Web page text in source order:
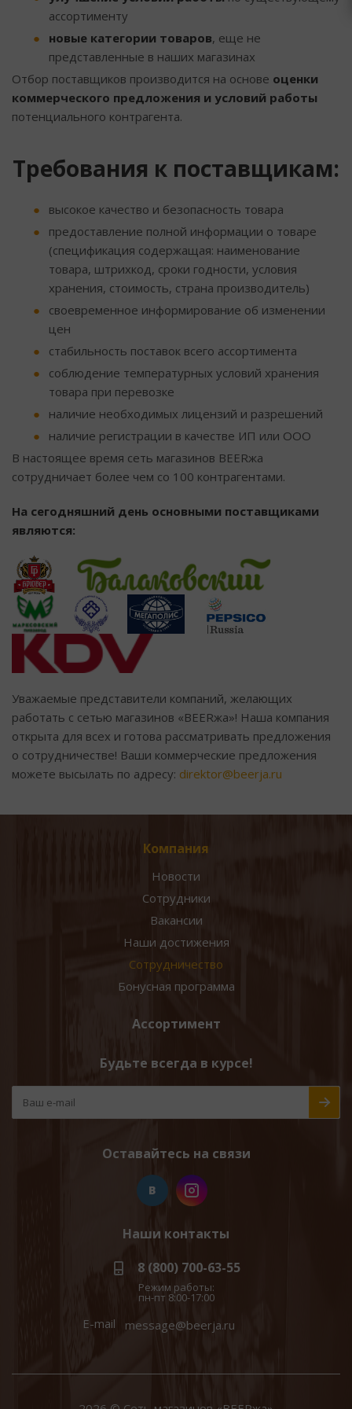
ассортименту
новые категории товаров, еще не
представленные в наших магазинах
Отбор поставщиков производится на основе оценки
коммерческого предложения и условий работы
потенциального контрагента.
Требования к поставщикам:
высокое качество и безопасность товара
предоставление полной информации о товаре
(спецификация содержащая: наименование
товара, штрихкод, сроки годности, условия
хранения, стоимость, страна производитель)
своевременное информирование об изменении
цен
стабильность поставок всего ассортимента
соблюдение температурных условий хранения
товара при перевозке
наличие необходимых лицензий и разрешений
наличие регистрации в качестве ИП или ООО
В настоящее время сеть магазинов BEERжа
сотрудничает более чем со 100 контрагентами.
На сегодняшний день основными поставщиками
являются:
Уважаемые представители компаний, желающих
работать с сетью магазинов «BEERжа»! Наша компания
открыта для всех и готова рассматривать предложения
о сотрудничестве! Ваши коммерческие предложения
можете высылать по адресу: direktor@beerja.ru
Компания
Новости
Сотрудники
Вакансии
Наши достижения
Сотрудничество
Бонусная программа
Ассортимент
Будьте всегда в курсе!
Оставайтесь на связи
Наши контакты
8 (800) 700-63-55
Режим работы:
пн-пт 8:00-17:00
E-mail message@beerja.ru